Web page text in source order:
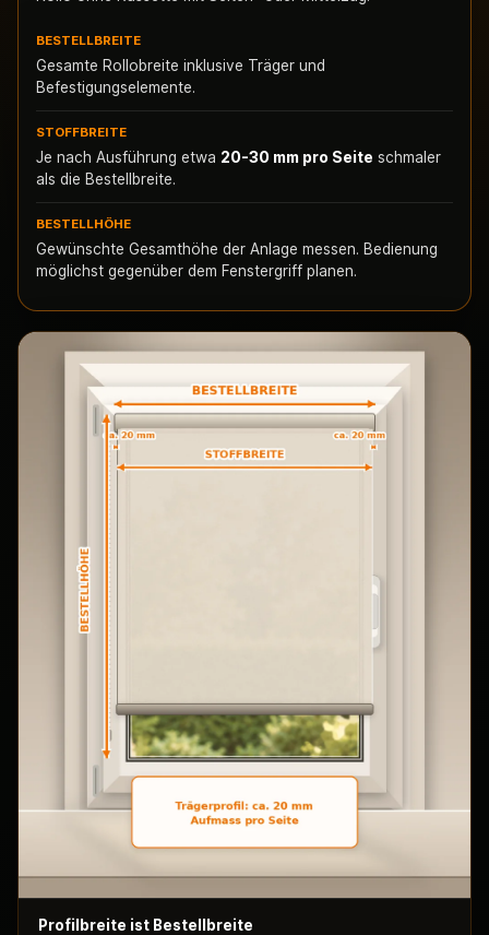
BESTELLBREITE
Gesamte Rollobreite inklusive Träger und
Befestigungselemente.
STOFFBREITE
Je nach Ausführung etwa 20-30 mm pro Seite schmaler
als die Bestellbreite.
BESTELLHÖHE
Gewünschte Gesamthöhe der Anlage messen. Bedienung
möglichst gegenüber dem Fenstergriff planen.
Profilbreite ist Bestellbreite